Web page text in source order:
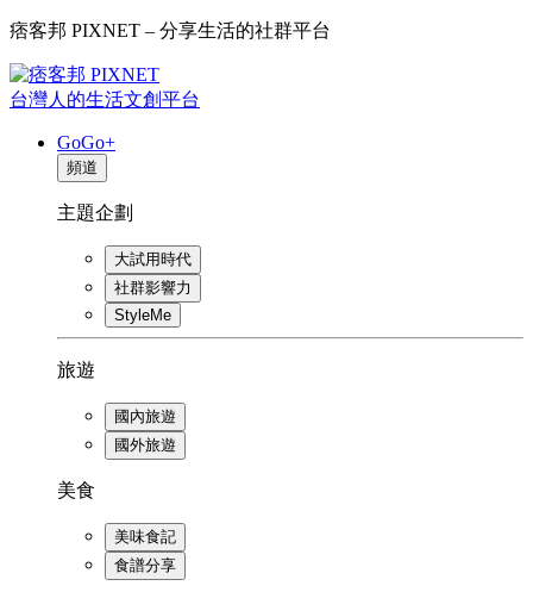
痞客邦 PIXNET – 分享生活的社群平台
台灣人的生活文創平台
GoGo+
頻道
主題企劃
大試用時代
社群影響力
StyleMe
旅遊
國內旅遊
國外旅遊
美食
美味食記
食譜分享